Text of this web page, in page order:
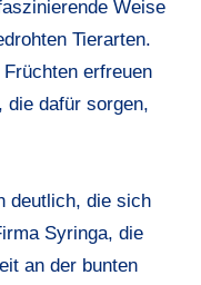
Weise
Tierarten.
erfreuen
die dafür sorgen,
deutlich, die sich
Syringa, die
an der bunten